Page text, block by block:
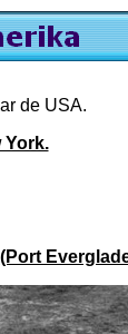
de USA.
York.